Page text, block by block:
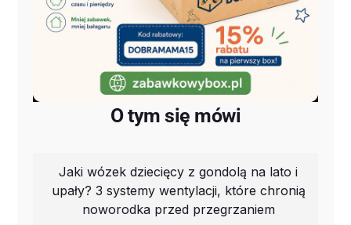
O tym się mówi
Jaki wózek dziecięcy z gondolą na lato i
upały? 3 systemy wentylacji, które chronią
noworodka przed przegrzaniem